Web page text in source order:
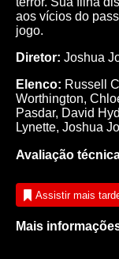
aos vícios do
jogo.
Diretor: Joshua
Elenco: Russell
Worthington,
Pasdar, David
Lynette, Joshua
Avaliação
Assistir mais
Mais